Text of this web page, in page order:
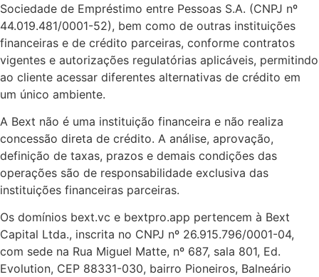
Sociedade de Empréstimo entre Pessoas S.A. (CNPJ nº
44.019.481/0001-52), bem como de outras instituições
financeiras e de crédito parceiras, conforme contratos
vigentes e autorizações regulatórias aplicáveis, permitindo
ao cliente acessar diferentes alternativas de crédito em
um único ambiente.
A Bext não é uma instituição financeira e não realiza
concessão direta de crédito. A análise, aprovação,
definição de taxas, prazos e demais condições das
operações são de responsabilidade exclusiva das
instituições financeiras parceiras.
Os domínios bext.vc e bextpro.app pertencem à Bext
Capital Ltda., inscrita no CNPJ nº 26.915.796/0001-04,
com sede na Rua Miguel Matte, nº 687, sala 801, Ed.
Evolution, CEP 88331-030, bairro Pioneiros, Balneário